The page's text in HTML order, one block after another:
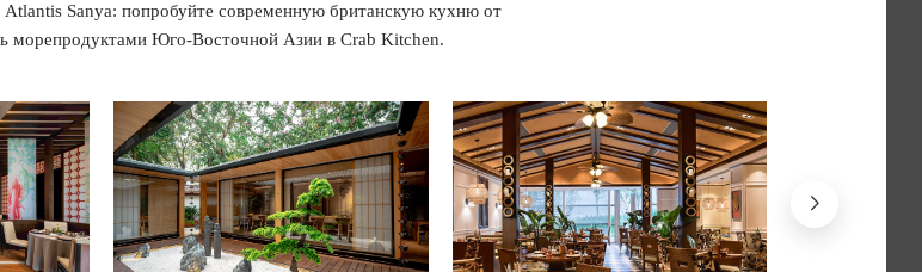
Sanya: попробуйте современную британскую кухню от
морепродуктами Юго-Восточной Азии в Crab Kitchen.